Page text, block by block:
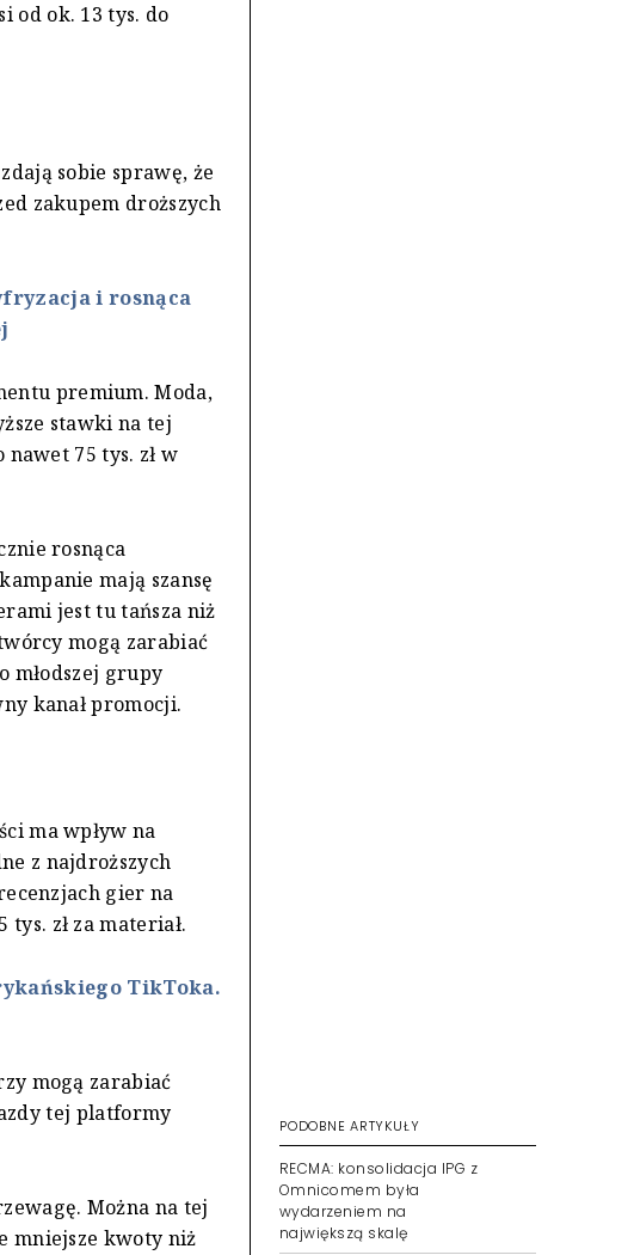
od ok. 13 tys. do
sobie sprawę, że
zakupem droższych
i rosnąca
premium. Moda,
stawki na tej
75 tys. zł w
rosnąca
mają szansę
jest tu tańsza niż
mogą zarabiać
młodszej grupy
kanał promocji.
ma wpływ na
z najdroższych
gier na
zł za materiał.
TikToka.
mogą zarabiać
tej platformy
Można na tej
mniejsze kwoty niż
PODOBNE ARTYKUŁY
RECMA: konsolidacja IPG z
Omnicomem była
wydarzeniem na
największą skalę